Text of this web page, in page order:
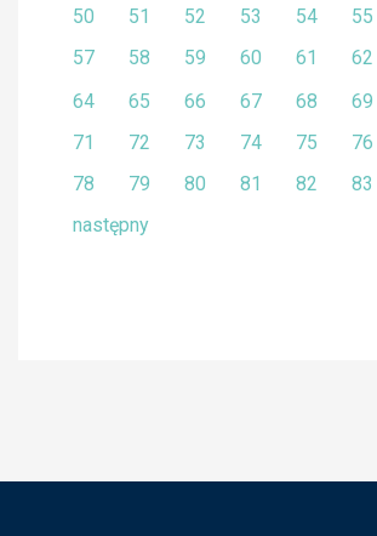
50 51 52 53 54 55
57
58 59 60 61 62
64
65 66 67 68 69
71
72 73 74 75 76
78
79 80 81 82 83
następny